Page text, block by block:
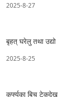
2025-8-27
बृहत् घरेलु तथा उद्यो
2025-8-25
कर्फ्युका बिच टेकुदेख